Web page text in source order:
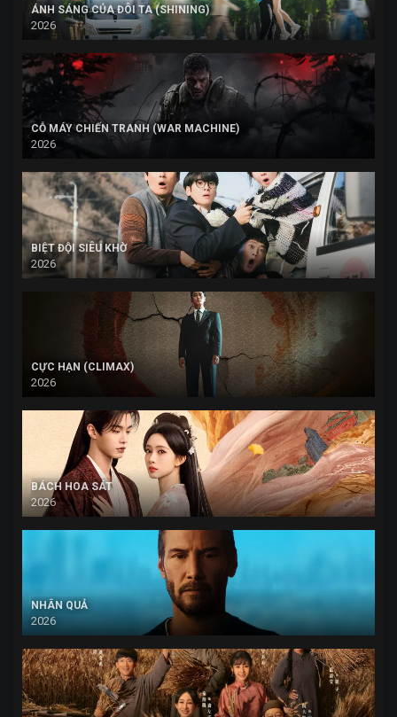
ÁNH SÁNG CỦA ĐÔI TA (SHINING)
2026
CỖ MÁY CHIẾN TRANH (WAR MACHINE)
2026
BIỆT ĐỘI SIÊU KHỜ
2026
CỰC HẠN (CLIMAX)
2026
BÁCH HOA SÁT
2026
NHÂN QUẢ
2026